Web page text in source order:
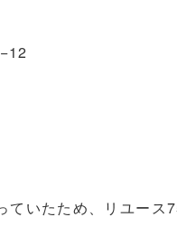
いたため、リユース